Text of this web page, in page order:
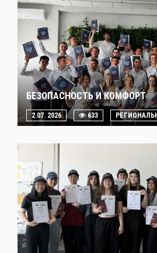
БЕЗОПАСНОСТЬ И КОМФОРТ
2.07. 2026 633